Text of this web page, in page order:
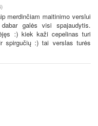
merdinčiam maitinimo verslui
galės visi spajaudytis.
:) kiek kaži cepelinas turi
spirgučių :) tai verslas turės